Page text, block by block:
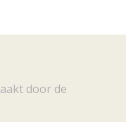
door de